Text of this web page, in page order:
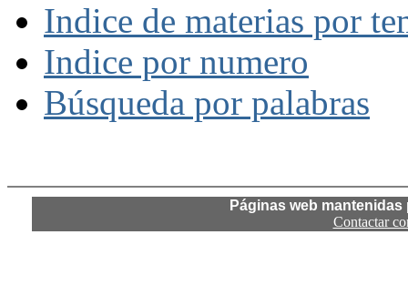
Indice de materias por
Indice por numero
Búsqueda por palabras
Páginas web
Contactar